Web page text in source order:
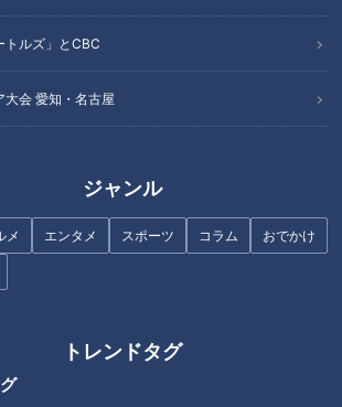
トルズ」とCBC
大会 愛知・名古屋
ジャンル
メ エンタメ スポーツ コラム おでかけ
トレンドタグ
東海地区
で楽しめ
グ】
重県桑名
』で味わ
つまぶし
名古屋のドラァグクイーンが空